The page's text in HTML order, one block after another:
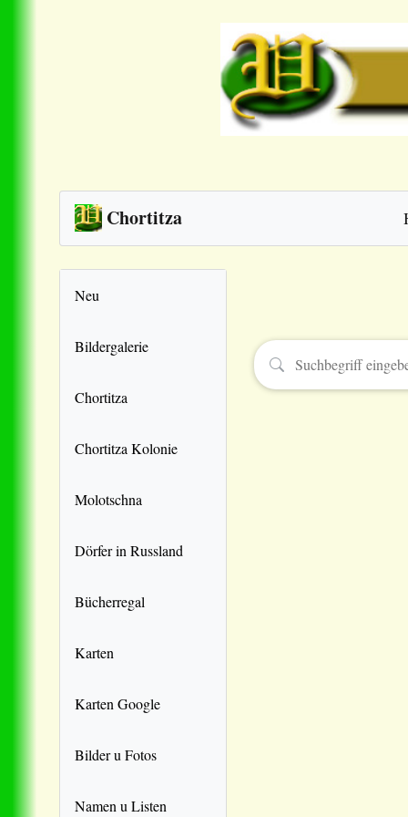
Chortitza
Neu
Bildergalerie
Chortitza
Chortitza Kolonie
Molotschna
Dörfer in Russland
Bücherregal
Karten
Karten Google
Bilder u Fotos
Namen u Listen